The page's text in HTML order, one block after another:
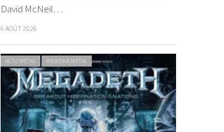
David McNeil…
6 AOÛT 2026
ACTU METAL WEBZINE METAL